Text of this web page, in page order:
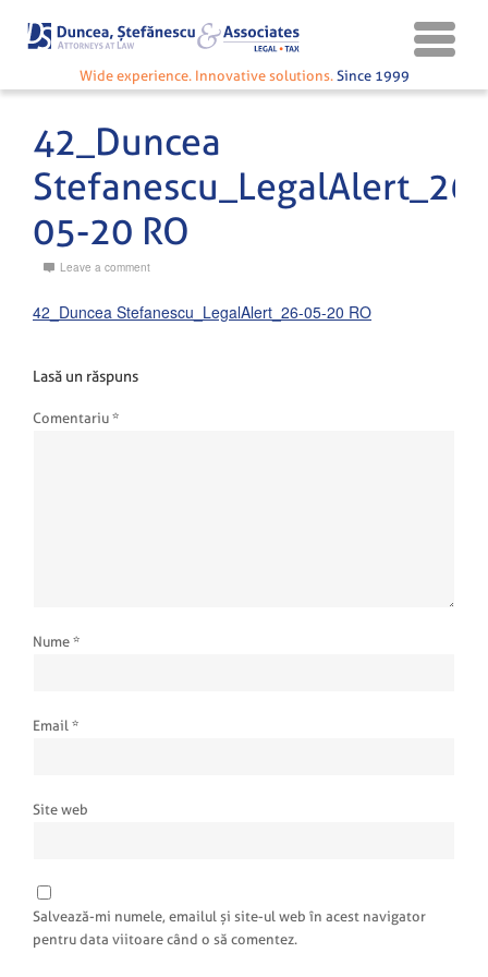
Wide experience. Innovative solutions. Since 1999
42_Duncea
Stefanescu_LegalAlert_26-
05-20 RO
Leave a comment
42_Duncea Stefanescu_LegalAlert_26-05-20 RO
Lasă un răspuns
Comentariu *
Nume *
Email *
Site web
Salvează-mi numele, emailul și site-ul web în acest navigator
pentru data viitoare când o să comentez.